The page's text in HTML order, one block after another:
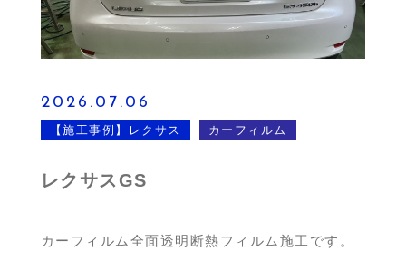
2026.07.06
【施工事例】レクサス カーフィルム
レクサスGS
カーフィルム全面透明断熱フィルム施工です。